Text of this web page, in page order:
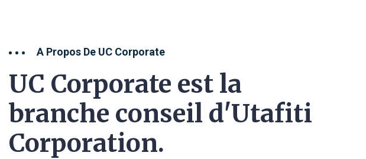
A Propos De UC Corporate
UC Corporate est la
branche conseil d'Utafiti
Corporation.